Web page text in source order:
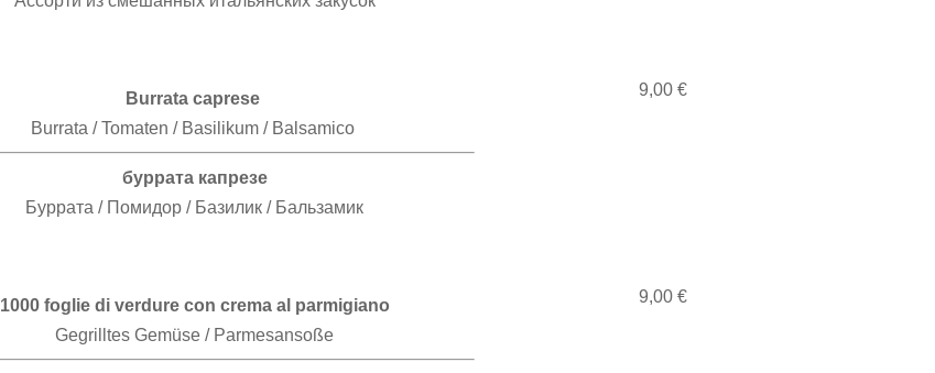
Burrata caprese
Burrata / Tomaten / Basilikum / Balsamico
буррата капрезе
Буррата / Помидор / Базилик / Бальзамик
9,00 €
1000 foglie di verdure con crema al parmigiano
Gegrilltes Gemüse / Parmesansoße
9,00 €